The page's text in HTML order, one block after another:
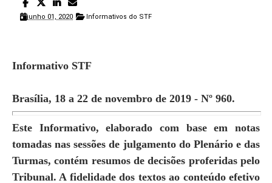
junho 01, 2020 Informativos do STF
Informativo STF
Brasília, 18 a 22 de novembro de 2019 - Nº 960.
Este Informativo, elaborado com base em notas
tomadas nas sessões de julgamento do Plenário e das
Turmas, contém resumos de decisões proferidas pelo
Tribunal. A fidelidade dos textos ao conteúdo efetivo